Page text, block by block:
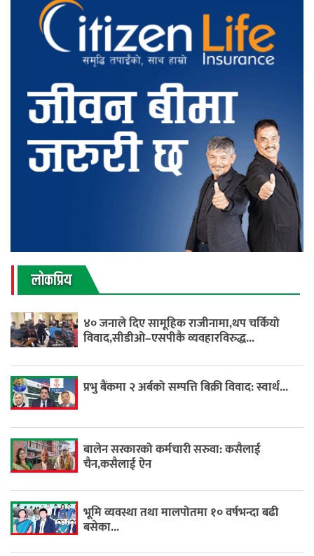
लाेकप्रिय
४० जनाले दिए सामूहिक राजीनामा,थप चर्कियो
विवाद,सीडीओ–एसपीकै व्यवहारविरुद्ध...
प्रभु बैंकमा २ अर्बको सम्पत्ति बिक्री विवाद: स्वार्थ...
बालेन सरकारको कर्मचारी सरुवा: कसैलाई
चैन,कसैलाई ऐन
भूमि व्यवस्था तथा मालपोतमा १० वर्षभन्दा बढी
बसेका...